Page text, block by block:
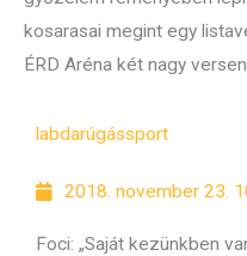
kosarasai megint egy
ÉRD Aréna két nagy
labdarúgássport
2018. november 23.
Foci: „Saját kezünkben